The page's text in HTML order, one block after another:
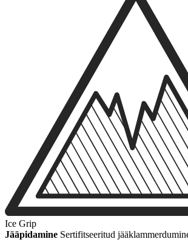
Ice Grip
Jääpidamine Sertifitseeritud